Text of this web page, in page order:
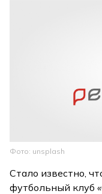
Фото: unsplash
Стало известно,
футбольный клуб